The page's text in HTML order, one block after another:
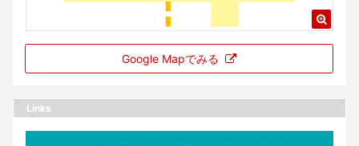
Google Mapでみる
Links